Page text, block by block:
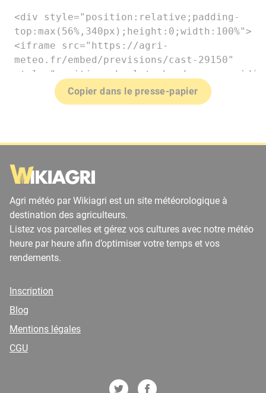
Copier dans le presse-papier
Agri météo par Wikiagri est un site météorologique à
destination des agriculteurs.
Listez vos parcelles et gérez vos cultures avec notre météo
heure par heure afin d’optimiser votre temps et vos
rendements.
Inscription
Blog
Mentions légales
CGU